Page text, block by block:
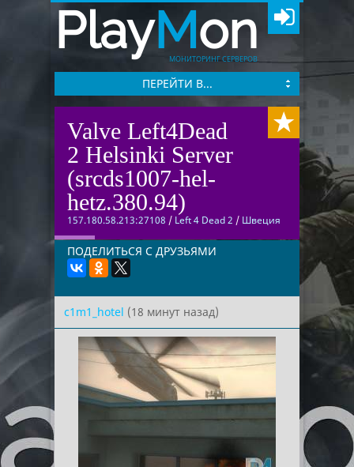
PlayMon
МОНИТОРИНГ СЕРВЕРОВ
ПЕРЕЙТИ В...
Valve Left4Dead
2 Helsinki Server
(srcds1007-hel-
hetz.380.94)
157.180.58.213:27108 / Left 4 Dead 2 / Швеция
ПОДЕЛИТЬСЯ С ДРУЗЬЯМИ
c1m1_hotel (18 минут назад)